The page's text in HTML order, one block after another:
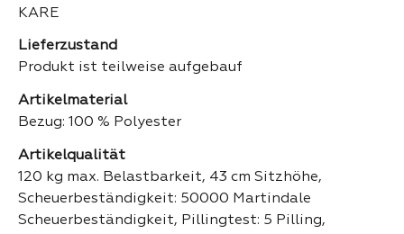
KARE
Lieferzustand
Produkt ist teilweise aufgebauf
Artikelmaterial
Bezug: 100 % Polyester
Artikelqualität
120 kg max. Belastbarkeit, 43 cm Sitzhöhe,
Scheuerbeständigkeit: 50000 Martindale
Scheuerbeständigkeit, Pillingtest: 5 Pilling,